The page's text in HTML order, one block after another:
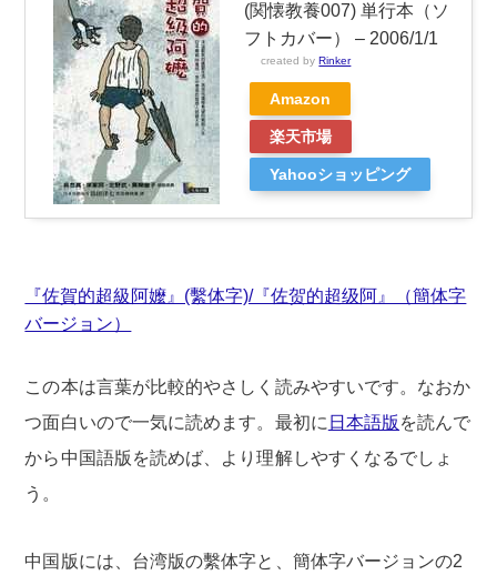
(関懐教養007) 単行本（ソ
フトカバー） – 2006/1/1
created by Rinker
Amazon
楽天市場
Yahooショッピング
『佐賀的超級阿嬤』(繫体字)/『佐贺的超级阿』（簡体字
バージョン）
この本は言葉が比較的やさしく読みやすいです。なおか
つ面白いので一気に読めます。最初に 日本語版 を読んで
から中国語版を読めば、より理解しやすくなるでしょ
う。
中国版には、台湾版の繫体字と、簡体字バージョンの2